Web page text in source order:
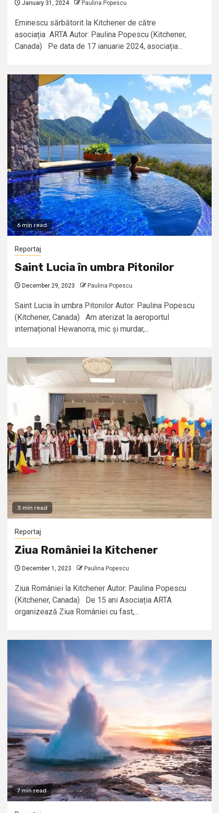
January 31, 2024 Paulina Popescu
Eminescu sărbătorit la Kitchener de către
asociația ARTA Autor: Paulina Popescu (Kitchener,
Canada) Pe data de 17 ianuarie 2024, asociația...
6 min read
Reportaj
Saint Lucia în umbra Pitonilor
December 29, 2023 Paulina Popescu
Saint Lucia în umbra Pitonilor Autor: Paulina Popescu
(Kitchener, Canada) Am aterizat la aeroportul
internațional Hewanorra, mic și murdar,...
3 min read
Reportaj
Ziua României la Kitchener
December 1, 2023 Paulina Popescu
Ziua României la Kitchener Autor: Paulina Popescu
(Kitchener, Canada) De 15 ani Asociația ARTA
organizează Ziua României cu fast,...
7 min read